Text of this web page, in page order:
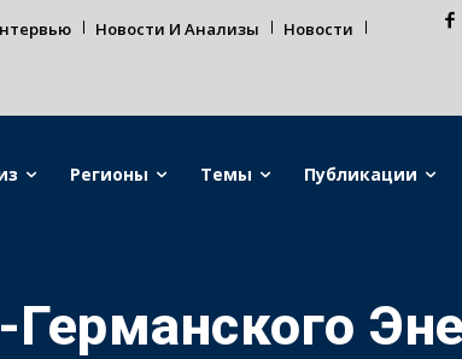
Новости И Анализы Новости
Регионы Темы Публикации